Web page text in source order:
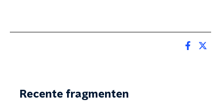
Recente fragmenten